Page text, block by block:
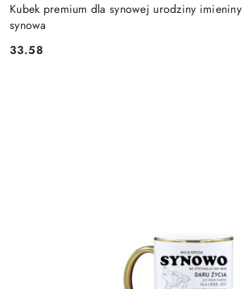
Kubek premium dla synowej urodziny imieniny
synowa
Cena:
33.58